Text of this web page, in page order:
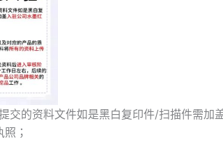
交的资料文件如是黑白复印件/扫描件需加
；